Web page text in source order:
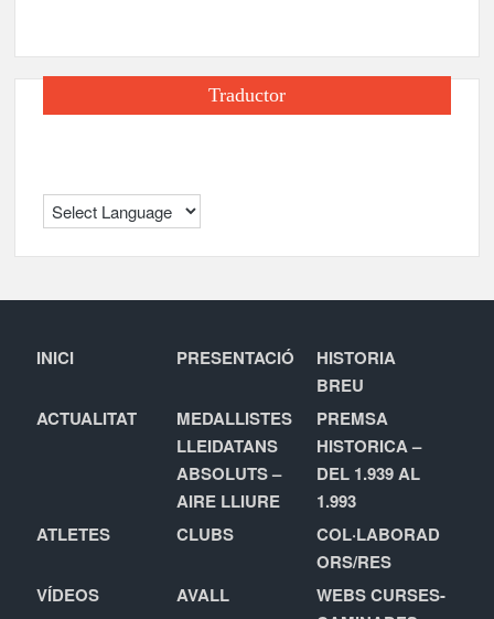
Traductor
INICI PRESENTACIÓ
HISTORIA
BREU
ACTUALITAT
MEDALLISTES
LLEIDATANS
ABSOLUTS –
AIRE LLIURE
PREMSA
HISTORICA –
DEL 1.939 AL
1.993
ATLETES
CLUBS
COL·LABORAD
ORS/RES
VÍDEOS
AVALL
WEBS CURSES-